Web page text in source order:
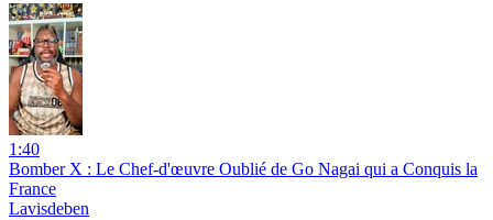
1:40
Bomber X : Le Chef-d'œuvre Oublié de Go Nagai qui a Conquis la
France
Lavisdeben